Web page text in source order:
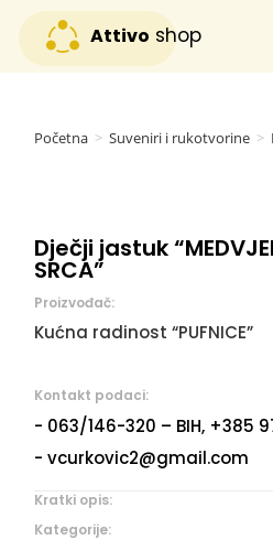
Attivo shop
Početna > Suveniri i rukotvorine >
Dječji jastuk
SRCA”
Proizvođač:
Kućna radinost “PUFNICE”
Kontakt podaci:
- 063/146-320 – BIH, +385
- vcurkovic2@gmail.com
Kratki opis:
Kategorije: